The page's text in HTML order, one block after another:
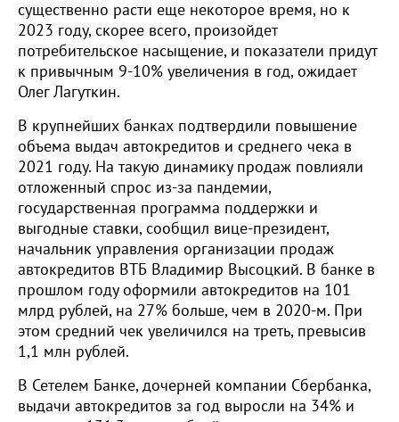
существенно расти еще некоторое время, но к
2023 году, скорее всего, произойдет
потребительское насыщение, и показатели придут
к привычным 9-10% увеличения в год, ожидает
Олег Лагуткин.
В крупнейших банках подтвердили повышение
объема выдач автокредитов и среднего чека в
2021 году. На такую динамику продаж повлияли
отложенный спрос из-за пандемии,
государственная программа поддержки и
выгодные ставки, сообщил вице-президент,
начальник управления организации продаж
автокредитов ВТБ Владимир Высоцкий. В банке в
прошлом году оформили автокредитов на 101
млрд рублей, на 27% больше, чем в 2020-м. При
этом средний чек увеличился на треть, превысив
1,1 млн рублей.
В Сетелем Банке, дочерней компании Сбербанка,
выдачи автокредитов за год выросли на 34% и